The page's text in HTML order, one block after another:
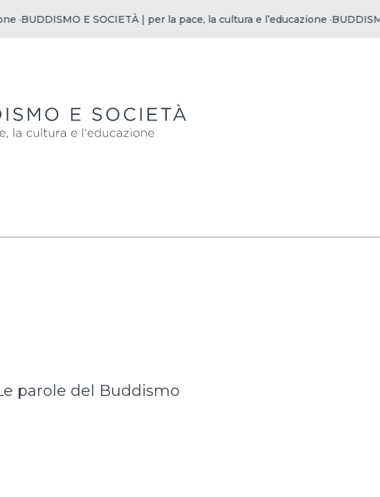
·BUDDISMO E SOCIETÀ | per la pace, la cultura e l’educazione ·
parole del Buddismo